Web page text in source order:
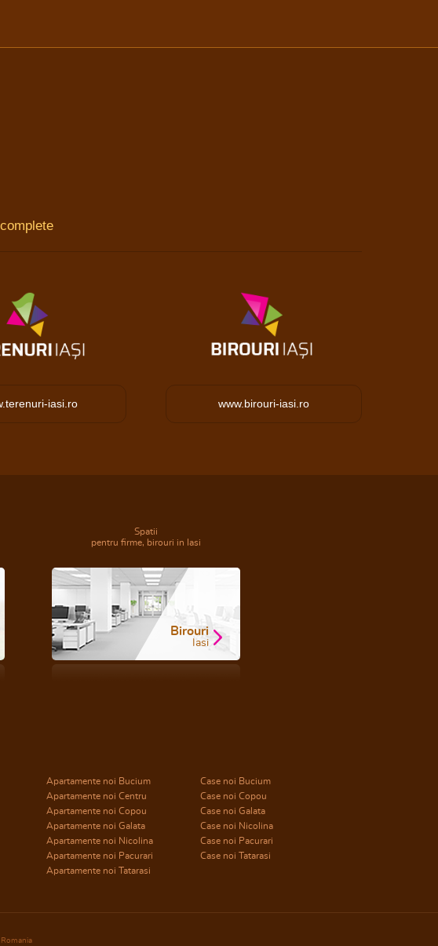
iasi.ro www.birouri-iasi.ro
Spatii
pentru firme, birouri in Iasi
Birouri
Iasi
Apartamente noi Bucium
Apartamente noi Centru
Apartamente noi Copou
Apartamente noi Galata
Apartamente noi Nicolina
Apartamente noi Pacurari
Apartamente noi Tatarasi
Case noi Bucium
Case noi Copou
Case noi Galata
Case noi Nicolina
Case noi Pacurari
Case noi Tatarasi
Romania